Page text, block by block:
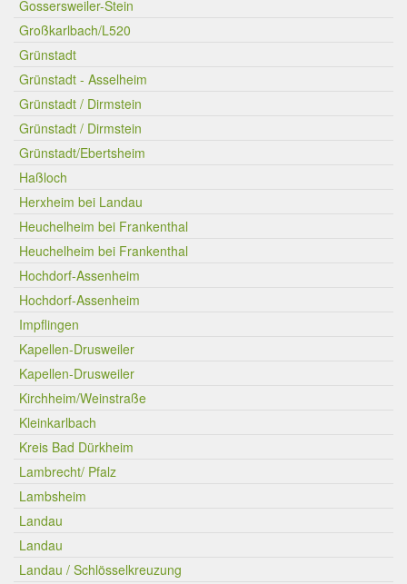
Gossersweiler-Stein
Großkarlbach/L520
Grünstadt
Grünstadt - Asselheim
Grünstadt / Dirmstein
Grünstadt / Dirmstein
Grünstadt/Ebertsheim
Haßloch
Herxheim bei Landau
Heuchelheim bei Frankenthal
Heuchelheim bei Frankenthal
Hochdorf-Assenheim
Hochdorf-Assenheim
Impflingen
Kapellen-Drusweiler
Kapellen-Drusweiler
Kirchheim/Weinstraße
Kleinkarlbach
Kreis Bad Dürkheim
Lambrecht/ Pfalz
Lambsheim
Landau
Landau
Landau / Schlösselkreuzung